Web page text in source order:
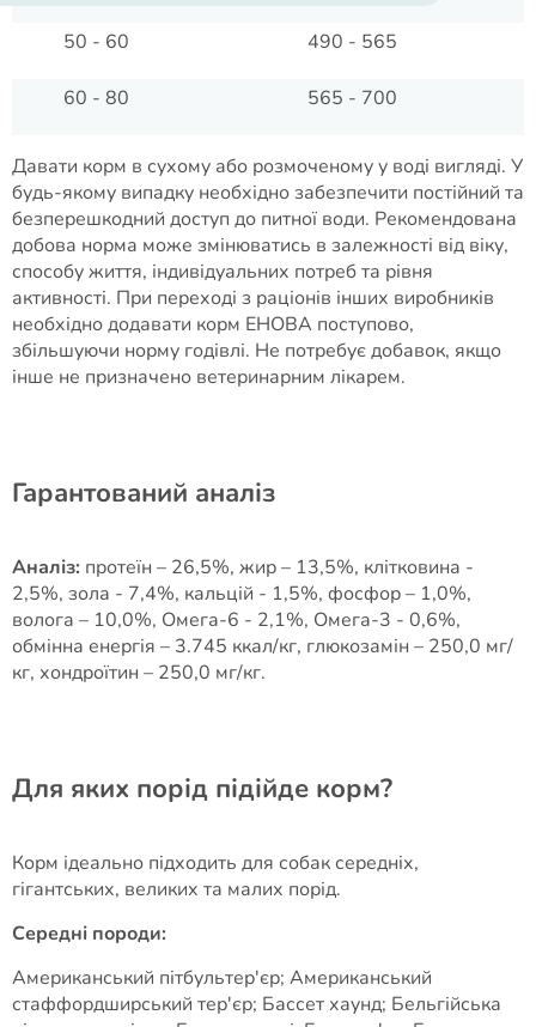
50 - 60 490 - 565
60 - 80 565 - 700
Давати корм в сухому або розмоченому у воді вигляді. У
будь-якому випадку необхідно забезпечити постійний та
безперешкодний доступ до питної води. Рекомендована
добова норма може змінюватись в залежності від віку,
способу життя, індивідуальних потреб та рівня
активності. При переході з раціонів інших виробників
необхідно додавати корм ЕНОВА поступово,
збільшуючи норму годівлі. Не потребує добавок, якщо
інше не призначено ветеринарним лікарем.
Гарантований аналіз
Аналіз: протеїн – 26,5%, жир – 13,5%, клітковина -
2,5%, зола - 7,4%, кальцій - 1,5%, фосфор – 1,0%,
волога – 10,0%, Омега-6 - 2,1%, Омега-3 - 0,6%,
обмінна енергія – 3.745 ккал/кг, глюкозамін – 250,0 мг/
кг, хондроїтин – 250,0 мг/кг.
Для яких порід підійде корм?
Корм ідеально підходить для собак середніх,
гігантських, великих та малих порід.
Середні породи:
Американський пітбультер'єр; Американський
стаффордширський тер'єр; Бассет хаунд; Бельгійська